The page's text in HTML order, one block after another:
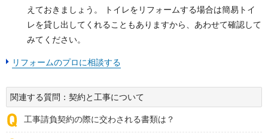
えておきましょう。 トイレをリフォームする場合は簡易トイ
レを貸し出してくれることもありますから、あわせて確認して
みてください。
リフォームのプロに相談する
関連する質問：契約と工事について
工事請負契約の際に交わされる書類は？